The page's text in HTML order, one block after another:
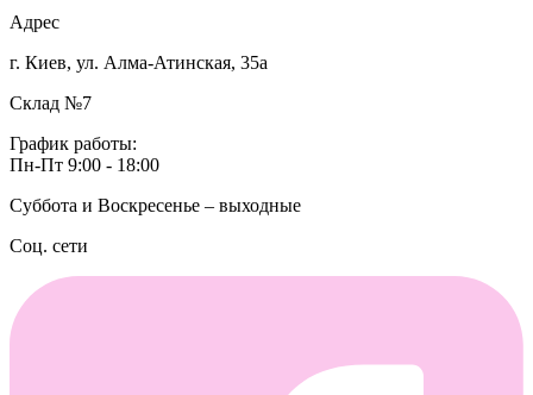
Адрес
г. Киев, ул. Алма-Атинская, 35а
Склад №7
График работы:
Пн-Пт 9:00 - 18:00
Суббота и Воскресенье – выходные
Соц. сети